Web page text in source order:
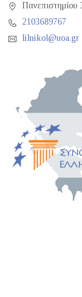
2103689767
lilnikol@uoa.gr